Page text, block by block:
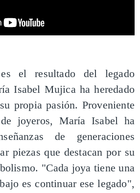
el resultado del legado
Isabel Mujica ha heredado
propia pasión. Proveniente
joyeros, María Isabel ha
de generaciones
piezas que destacan por su
"Cada joya tiene una
es continuar ese legado",